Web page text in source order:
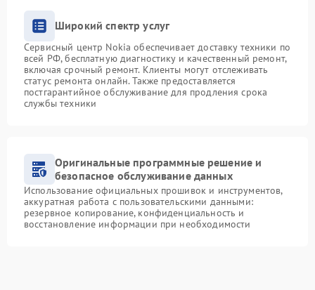
Широкий спектр услуг
Сервисный центр Nokia обеспечивает доставку техники по
всей РФ, бесплатную диагностику и качественный ремонт,
включая срочный ремонт. Клиенты могут отслеживать
статус ремонта онлайн. Также предоставляется
постгарантийное обслуживание для продления срока
службы техники
Оригинальные программные решение и
безопасное обслуживание данных
Использование официальных прошивок и инструментов,
аккуратная работа с пользовательскими данными:
резервное копирование, конфиденциальность и
восстановление информации при необходимости